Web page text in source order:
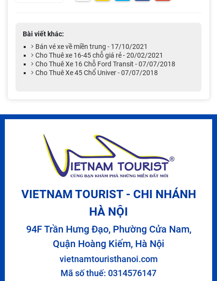
Bài viết khác:
Bán vé xe về miền trung - 17/10/2021
Cho Thuê xe 16-45 chỗ giá rẻ - 20/02/2021
Cho Thuê Xe 16 Chỗ Ford Transit - 07/07/2018
Cho Thuê Xe 45 Chổ Univer - 07/07/2018
VIETNAM TOURIST - CHI NHÁNH
HÀ NỘI
94F Trần Hưng Đạo, Phường Cửa Nam,
Quận Hoàng Kiếm, Hà Nội
vietnamtouristhanoi.com
Mã số thuế: 0314576147